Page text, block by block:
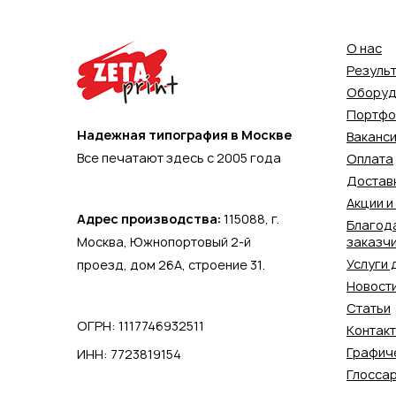
Надежная типография в Москве
Все печатают здесь с 2005 года
Адрес производства: 115088, г.
Москва, Южнопортовый 2-й
проезд, дом 26А, строение 31.
ОГРН: 1117746932511
ИНН: 7723819154
О нас
Оплата
Акции
Услуги
Статьи